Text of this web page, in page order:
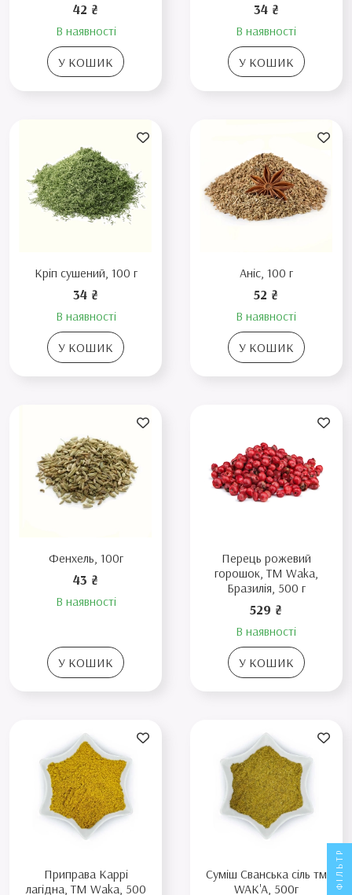
42 ₴
В наявності
У КОШИК
34 ₴
В наявності
У КОШИК
Кріп сушений, 100 г
34 ₴
В наявності
У КОШИК
Аніс, 100 г
52 ₴
В наявності
У КОШИК
Фенхель, 100г
43 ₴
В наявності
У КОШИК
Перець рожевий
горошок, TM Waka,
Бразилія, 500 г
529 ₴
В наявності
У КОШИК
Приправа Каррі
лагідна, ТМ Waka, 500
Суміш Сванська сіль тм
WAK'A, 500г
ФІЛЬТР